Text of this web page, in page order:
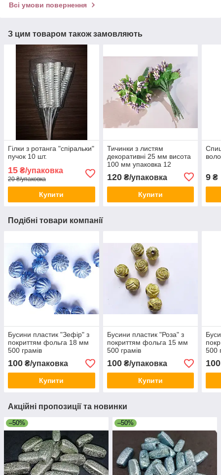
Всі умови повернення
З цим товаром також замовляють
Гілки з ротанга "спіральки"
пучок 10 шт.
15 ₴/упаковка
20 ₴/упаковка
Купити
Тичинки з листям
декоративні 25 мм висота
100 мм упаковка 12
букетів по 12 шт. бузковий
120₴/упаковка
Купити
9 ₴
Подібні товари компанії
Бусини пластик "Зефір" з
покриттям фольга 18 мм
500 грамів
100 ₴/упаковка
Купити
Бусини пластик "Роза" з
покриттям фольга 15 мм
500 грамів
100₴/упаковка
Купити
500
100
Акційні пропозиції та новинки
–50% –50%